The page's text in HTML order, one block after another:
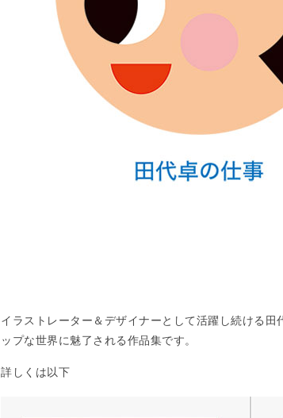
イラストレーター＆デザイナーとして活躍し続ける
ップな世界に魅了される作品集です。
詳しくは以下